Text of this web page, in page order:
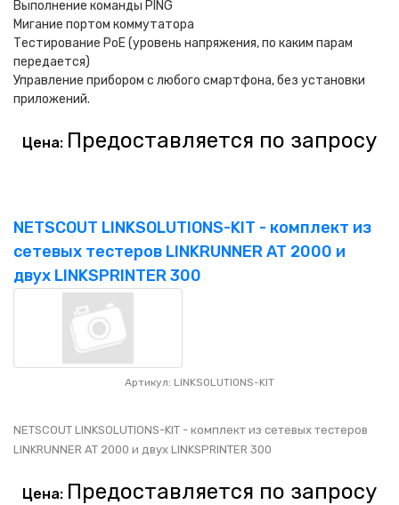
Выполнение команды PING
Мигание портом коммутатора
Тестирование PoE (уровень напряжения, по каким парам
передается)
Управление прибором с любого смартфона, без установки
приложений.
Цена: Предоставляется по запросу
NETSCOUT LINKSOLUTIONS-KIT - комплект из
сетевых тестеров LINKRUNNER AT 2000 и
двух LINKSPRINTER 300
Артикул: LINKSOLUTIONS-KIT
NETSCOUT LINKSOLUTIONS-KIT - комплект из сетевых тестеров
LINKRUNNER AT 2000 и двух LINKSPRINTER 300
Цена: Предоставляется по запросу